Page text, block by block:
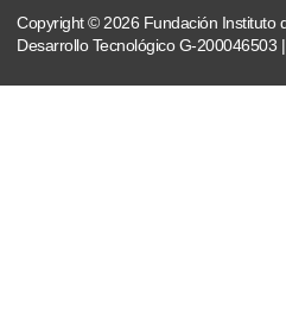
Copyright © 2026 Fundación Instituto
Desarrollo Tecnológico G-200046503